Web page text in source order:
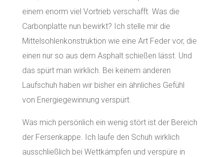
einem enorm viel Vortrieb verschafft. Was die
Carbonplatte nun bewirkt? Ich stelle mir die
Mittelsohlenkonstruktion wie eine Art Feder vor, die
einen nur so aus dem Asphalt schießen lässt. Und
das spürt man wirklich. Bei keinem anderen
Laufschuh haben wir bisher ein ähnliches Gefühl
von Energiegewinnung verspürt.
Was mich persönlich ein wenig stört ist der Bereich
der Fersenkappe. Ich laufe den Schuh wirklich
ausschließlich bei Wettkämpfen und verspüre in